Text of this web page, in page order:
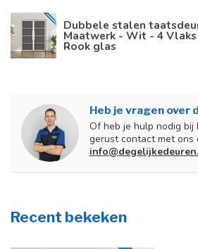
Dubbele stalen
Maatwerk - Wit - 4
Rook glas
Heb je vragen over
Of heb je hulp nodig bij
gerust contact met ons
Recent bekeken